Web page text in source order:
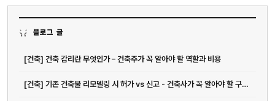
블로그 글
[건축] 건축 감리란 무엇인가 – 건축주가 꼭 알아야 할 역할과 비용
[건축] 기존 건축물 리모델링 시 허가 vs 신고 - 건축사가 꼭 알아야 할 구분 기준